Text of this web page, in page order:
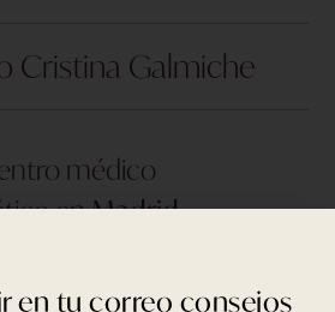
Cristina Galmiche
médico
enMadrid
en tu correo consejos